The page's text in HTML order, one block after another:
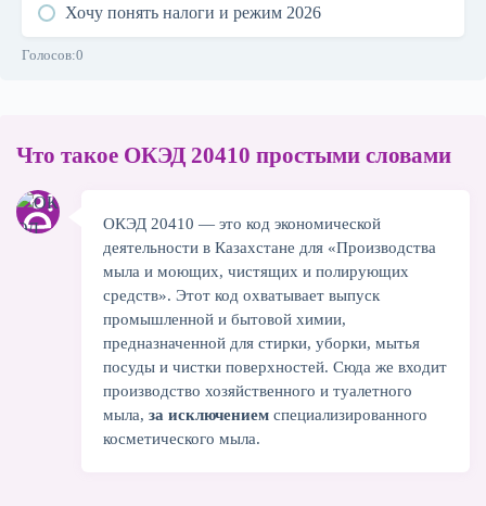
20410 в Казахстане
мыла и бытовой химии
9 На чём зарабатывает бизнес по 20410
Главные ошибки при выборе 20410
FAQ
Итог — стоит ли выбирать ОКЭД 20410
в 2026
Хочу понять налоги и режим 2026
Голосов:0
Что такое ОКЭД 20410 простыми словами
ОКЭД 20410 — это код экономической
деятельности в Казахстане для «Производства
мыла и моющих, чистящих и полирующих
средств». Этот код охватывает выпуск
промышленной и бытовой химии,
предназначенной для стирки, уборки, мытья
посуды и чистки поверхностей. Сюда же входит
производство хозяйственного и туалетного
мыла, за исключением специализированного
косметического мыла.